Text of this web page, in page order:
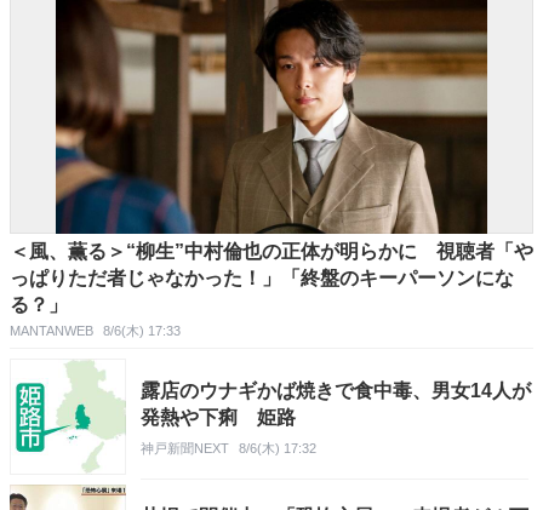
＜風、薫る＞“柳生”中村倫也の正体が明らかに 視聴者「や
っぱりただ者じゃなかった！」「終盤のキーパーソンにな
る？」
MANTANWEB 8/6(木) 17:33
露店のウナギかば焼きで食中毒、男女14人が
発熱や下痢 姫路
神戸新聞NEXT 8/6(木) 17:32